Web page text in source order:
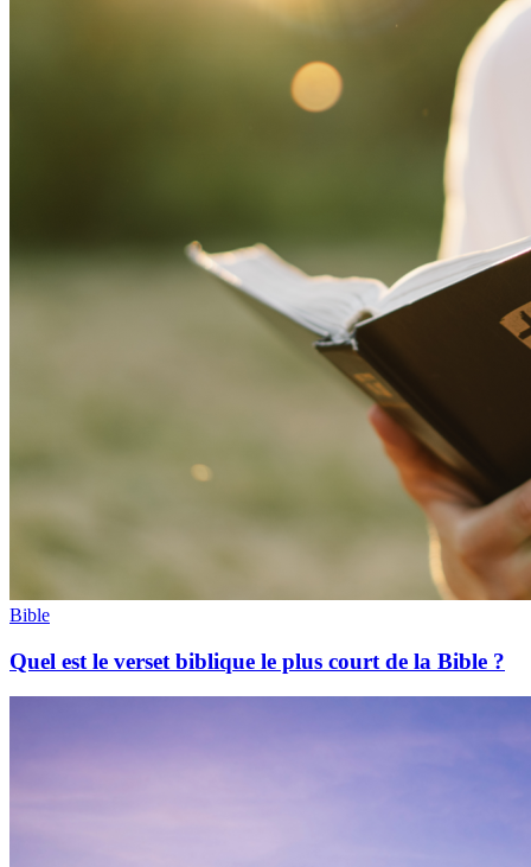
Bible
Quel est le verset biblique le plus court de la Bible ?